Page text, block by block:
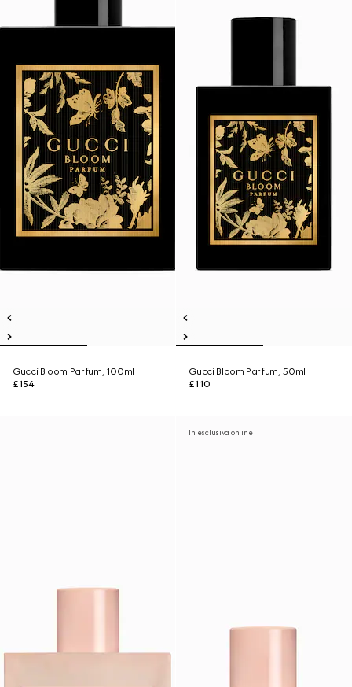
Gucci Bloom Parfum, 100ml
£154
Gucci Bloom Parfum, 50ml
£110
In esclusiva online